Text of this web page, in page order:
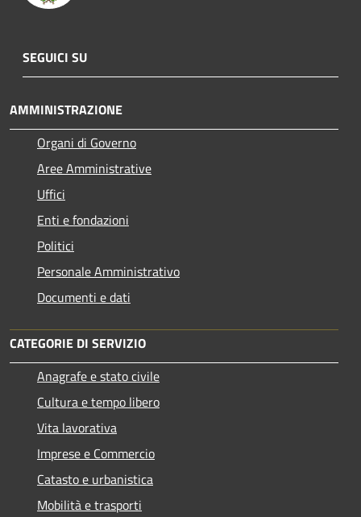
SEGUICI SU
AMMINISTRAZIONE
Organi di Governo
Aree Amministrative
Uffici
Enti e fondazioni
Politici
Personale Amministrativo
Documenti e dati
CATEGORIE DI SERVIZIO
Anagrafe e stato civile
Cultura e tempo libero
Vita lavorativa
Imprese e Commercio
Catasto e urbanistica
Mobilità e trasporti